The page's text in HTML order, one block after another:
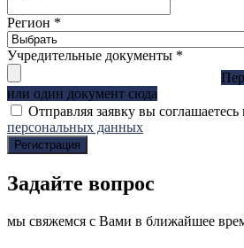
Регион *
Учредительные документы *
или один документ сюда
Отправляя заявку вы соглашаетесь
персональных данных
Регистрация
Задайте вопрос
мы свяжемся с Вами в ближайшее